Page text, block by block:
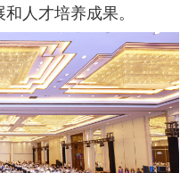
人才培养成果。